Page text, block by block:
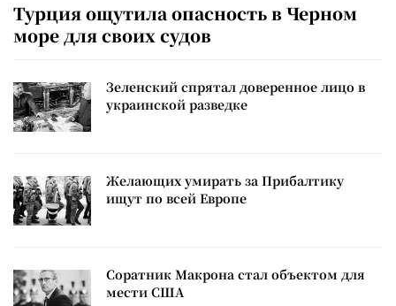
Турция ощутила опасность в Черном
море для своих судов
Зеленский спрятал доверенное лицо в
украинской разведке
Желающих умирать за Прибалтику
ищут по всей Европе
Соратник Макрона стал объектом для
мести США